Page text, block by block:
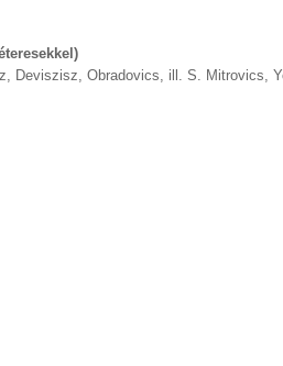
Deviszisz, Obradovics, ill. S. Mitrovics,